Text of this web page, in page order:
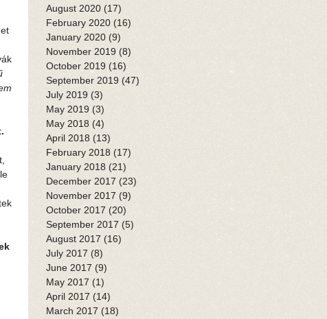
August 2020 (17)
February 2020 (16)
January 2020 (9)
November 2019 (8)
October 2019 (16)
September 2019 (47)
July 2019 (3)
May 2019 (3)
May 2018 (4)
April 2018 (13)
February 2018 (17)
January 2018 (21)
December 2017 (23)
November 2017 (9)
October 2017 (20)
September 2017 (5)
August 2017 (16)
July 2017 (8)
June 2017 (9)
May 2017 (1)
April 2017 (14)
March 2017 (18)